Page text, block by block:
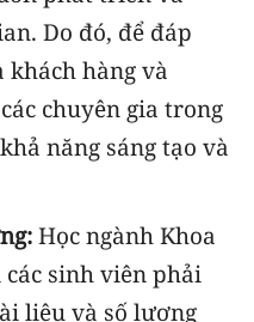
Do đó, để đáp
khách hàng và
chuyên gia trong
năng sáng tạo và
Học ngành Khoa
sinh viên phải
liệu và số lượng